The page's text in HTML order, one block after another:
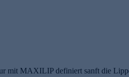
mit MAXILIP definiert sanft die